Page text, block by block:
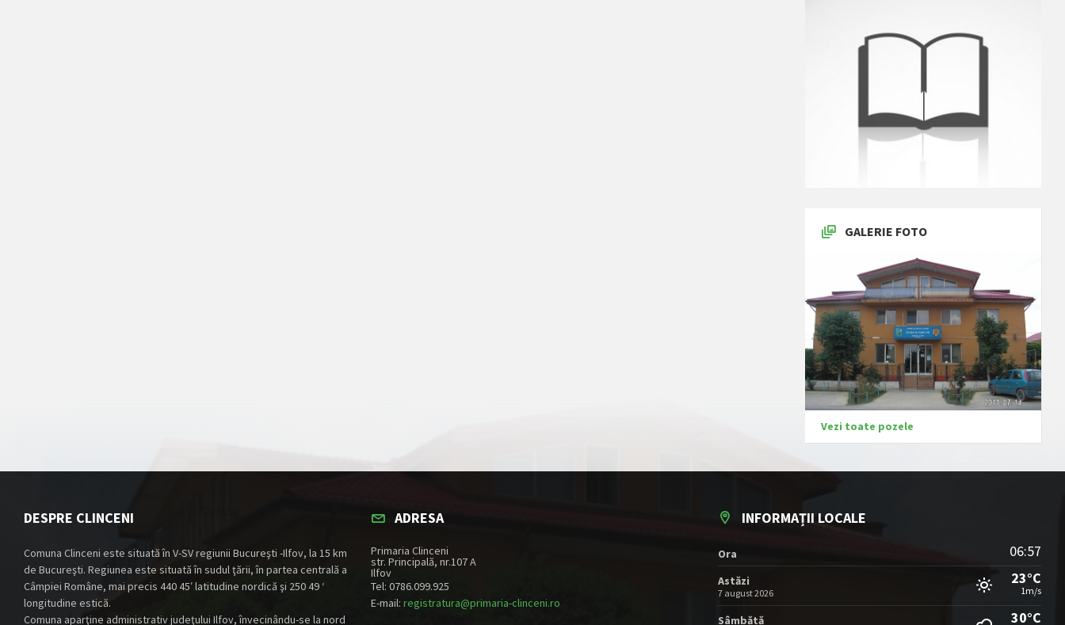
GALERIE FOTO
Vezi toate pozele
DESPRE CLINCENI
Comuna Clinceni este situată în V-SV regiunii Bucureşti -Ilfov, la 15 km
de Bucureşti. Regiunea este situată în sudul ţării, în partea centrală a
Câmpiei Române, mai precis 440 45′ latitudine nordică şi 250 49 ‘
longitudine estică.
Comuna aparţine administrativ judeţului Ilfov, învecinându-se la nord
ADRESA
Primaria Clinceni
str. Principală, nr.107 A
Ilfov
Tel: 0786.099.925
E-mail: registratura@primaria-clinceni.ro
INFORMAȚII LOCALE
Ora 06:57
Astăzi
7 august 2026
23°C
1m/s
Sâmbătă 30°C